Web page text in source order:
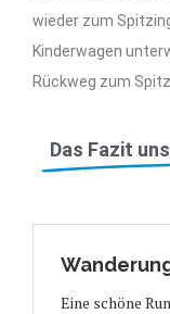
wieder zum
Kinderwagen
Rückweg zum
Das Fazit
Eine schöne